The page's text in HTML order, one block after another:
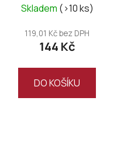
Skladem (>10 ks)
119,01 Kč bez DPH
144 Kč
DO KOŠÍKU